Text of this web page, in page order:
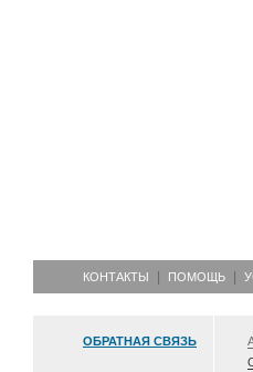
КОНТАКТЫ ПОМОЩЬ
ОБРАТНАЯ СВЯЗЬ